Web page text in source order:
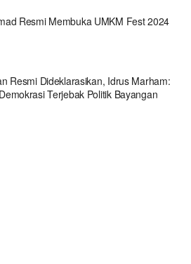
Resmi Membuka UMKM Fest 2024
Resmi Dideklarasikan, Idrus Marham:
Terjebak Politik Bayangan